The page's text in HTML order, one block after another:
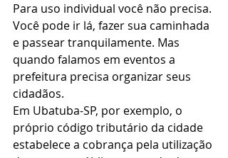
Para uso individual você não precisa.
Você pode ir lá, fazer sua caminhada
e passear tranquilamente. Mas
quando falamos em eventos a
prefeitura precisa organizar seus
cidadãos.
Em Ubatuba-SP, por exemplo, o
próprio código tributário da cidade
estabelece a cobrança pela utilização